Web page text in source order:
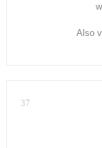
Also
37